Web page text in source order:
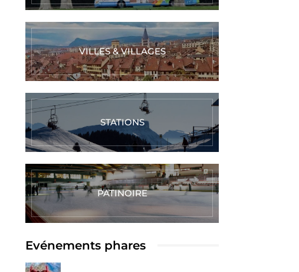
VILLES & VILLAGES
STATIONS
PATINOIRE
Evénements phares